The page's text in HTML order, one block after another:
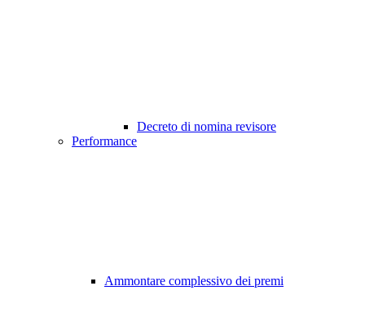
Decreto di nomina revisore
Performance
Ammontare complessivo dei premi